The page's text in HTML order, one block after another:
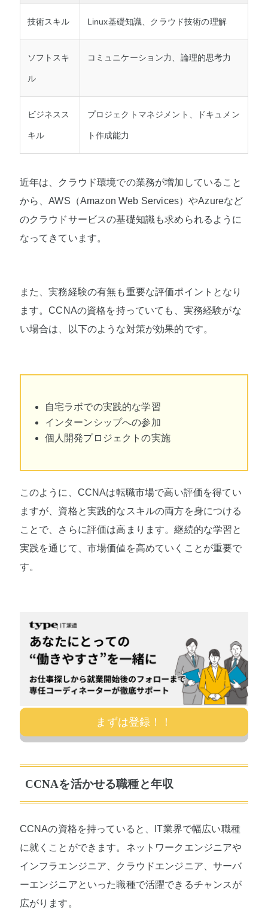
技術スキル Linux基礎知識、クラウド技術の理解
ソフトスキ
ル
コミュニケーション力、論理的思考力
ビジネスス
キル
プロジェクトマネジメント、ドキュメン
ト作成能力
近年は、クラウド環境での業務が増加していること
から、AWS（Amazon Web Services）やAzureなど
のクラウドサービスの基礎知識も求められるように
なってきています。
また、実務経験の有無も重要な評価ポイントとなり
ます。CCNAの資格を持っていても、実務経験がな
い場合は、以下のような対策が効果的です。
自宅ラボでの実践的な学習
インターンシップへの参加
個人開発プロジェクトの実施
このように、CCNAは転職市場で高い評価を得てい
ますが、資格と実践的なスキルの両方を身につける
ことで、さらに評価は高まります。継続的な学習と
実践を通じて、市場価値を高めていくことが重要で
す。
まずは登録！！
CCNAを活かせる職種と年収
CCNAの資格を持っていると、IT業界で幅広い職種
に就くことができます。ネットワークエンジニアや
インフラエンジニア、クラウドエンジニア、サーバ
ーエンジニアといった職種で活躍できるチャンスが
広がります。